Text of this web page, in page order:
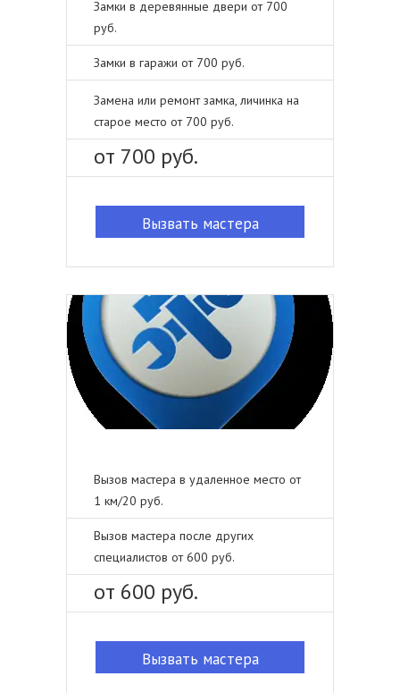
Замки в деревянные двери от 700
руб.
Замки в гаражи от 700 руб.
Замена или ремонт замка, личинка на
старое место от 700 руб.
от 700 руб.
Вызвать мастера
Вызов мастера в удаленное место от
1 км/20 руб.
Вызов мастера после других
специалистов от 600 руб.
от 600 руб.
Вызвать мастера